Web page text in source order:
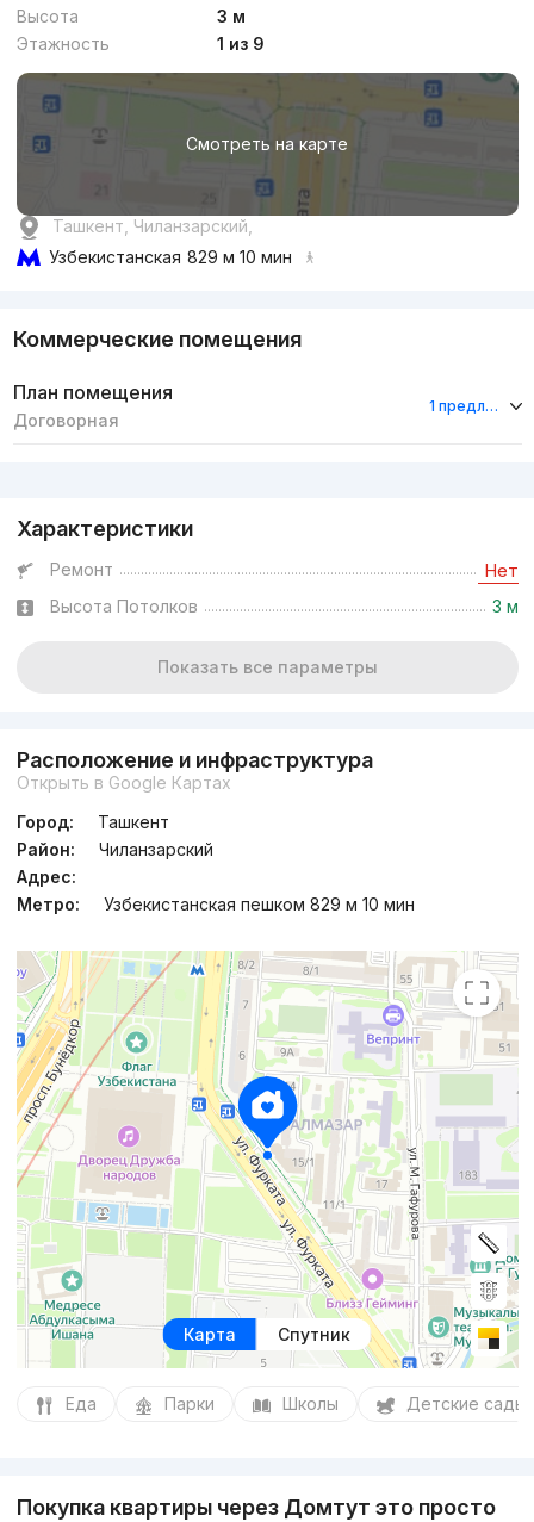
Высота
3 м
Этажность
1 из 9
Смотреть на карте
Ташкент, Чиланзарский,
Узбекистанская 829 м 10 мин
Коммерческие помещения
План помещения
Договорная
1 предложение
Характеристики
Ремонт Нет
Высота Потолков 3 м
Показать все параметры
Расположение и инфраструктура
Открыть в Google Картах
Город:
Ташкент
Район:
Чиланзарский
Адрес:
Метро:
Узбекистанская пешком 829 м 10 мин
Карта Спутник
Еда Парки Школы Детские сады
Покупка квартиры через Домтут это просто